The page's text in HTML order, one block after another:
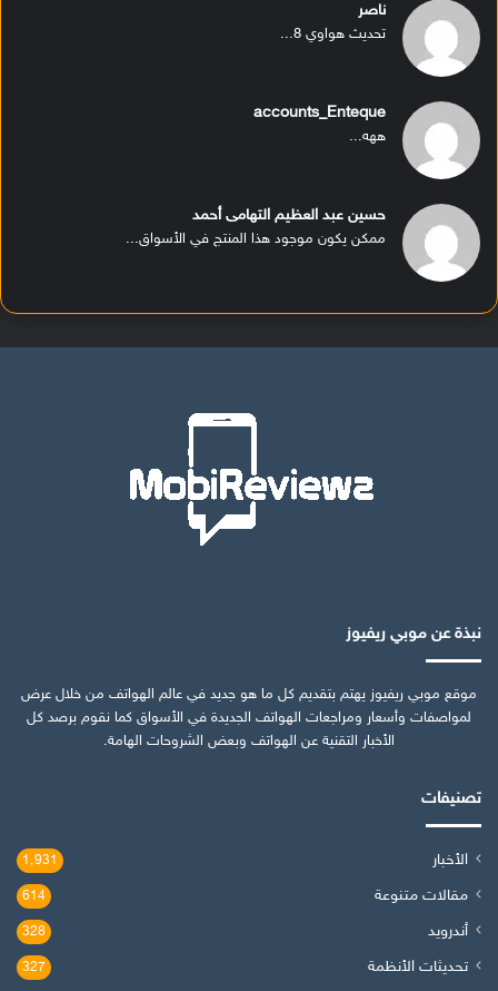
ناصر
تحديث هواوي 8...
accounts_Enteque
ههه...
حسين عبد العظيم التهامى أحمد
ممكن يكون موجود هذا المنتج في الأسواق...
نبذة عن موبي ريفيوز
موقع موبي ريفيوز يهتم بتقديم كل ما هو جديد في عالم الهواتف من خلال عرض
لمواصفات وأسعار ومراجعات الهواتف الجديدة في الأسواق كما نقوم برصد كل
الأخبار التقنية عن الهواتف وبعض الشروحات الهامة.
تصنيفات
الأخبار 1٬931
مقالات متنوعة 614
أندرويد 328
تحديثات الأنظمة 327